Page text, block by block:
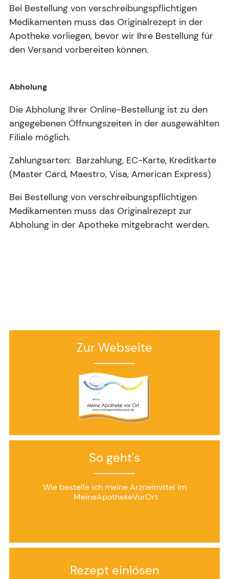
Bei Bestellung von verschreibungspflichtigen
Medikamenten muss das Originalrezept in der
Apotheke vorliegen, bevor wir Ihre Bestellung für
den Versand vorbereiten können.
Abholung
Die Abholung Ihrer Online-Bestellung ist zu den
angegebenen Öffnungszeiten in der ausgewählten
Filiale möglich.
Zahlungsarten: Barzahlung, EC-Karte, Kreditkarte
(Master Card, Maestro, Visa, American Express)
Bei Bestellung von verschreibungspflichtigen
Medikamenten muss das Originalrezept zur
Abholung in der Apotheke mitgebracht werden.
Zur Webseite
So geht's
Wie bestelle ich meine Arzneimittel im
MeineApothekeVorOrt
Rezept einlösen